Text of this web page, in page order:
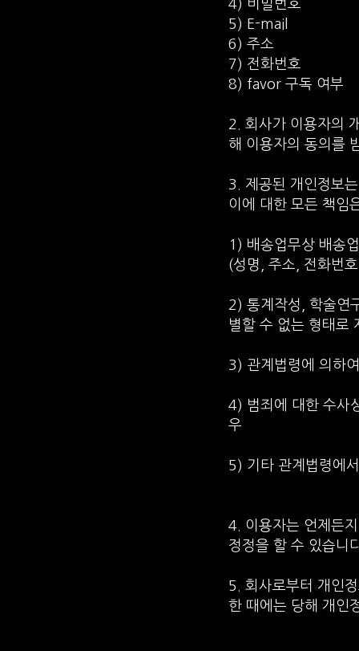
4) 비밀번호
5) E-mail
6) 주소
7) 전화번호
8) favor 구독 여부
2. 회사가 이용자의
해 이용자의 동의를
3. 제공된 개인정보
이에 대한 모든 책임
1) 배송업무상 배송
(성명, 주소, 전화번
2) 통계작성, 학술연
별할 수 없는 형태로
3) 관계법령에 의하
4) 범죄에 대한 수사
우
5) 기타 관계법령에
4. 이용자는 언제든
정정을 할 수 있습니
5. 회사로부터 개인
한 때에는 당해 개인